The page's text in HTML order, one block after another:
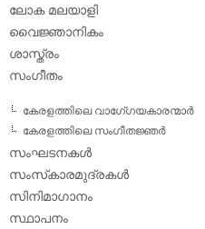
ലോക മലയാളി
വൈജ്ഞാനികം
ശാസ്ത്രം
സംഗീതം
കേരളത്തിലെ വാഗേ്ഗയകാരന്മാര്‍
കേരളത്തിലെ സംഗീതജ്ഞര്‍
സംഘടനകള്‍
സംസ്‌കാരമുദ്രകള്‍
സിനിമാഗാനം
സ്ഥാപനം